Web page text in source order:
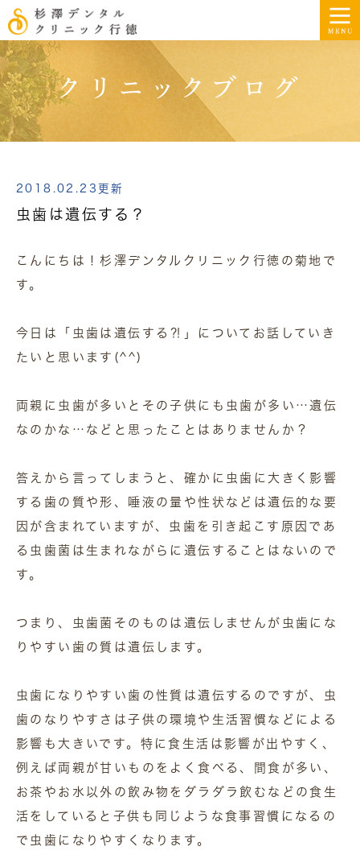
クリニックブログ
2018.02.23更新
虫歯は遺伝する？
こんにちは！杉澤デンタルクリニック行徳の菊地で
す。
今日は「虫歯は遺伝する⁈」についてお話していき
たいと思います(^^)
両親に虫歯が多いとその子供にも虫歯が多い…遺伝
なのかな…などと思ったことはありませんか？
答えから言ってしまうと、確かに虫歯に大きく影響
する歯の質や形、唾液の量や性状などは遺伝的な要
因が含まれていますが、虫歯を引き起こす原因であ
る虫歯菌は生まれながらに遺伝することはないので
す。
つまり、虫歯菌そのものは遺伝しませんが虫歯にな
りやすい歯の質は遺伝します。
虫歯になりやすい歯の性質は遺伝するのですが、虫
歯のなりやすさは子供の環境や生活習慣などによる
影響も大きいです。特に食生活は影響が出やすく、
例えば両親が甘いものをよく食べる、間食が多い、
お茶やお水以外の飲み物をダラダラ飲むなどの食生
活をしていると子供も同じような食事習慣になるの
で虫歯になりやすくなります。